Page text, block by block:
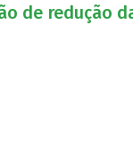
de redução